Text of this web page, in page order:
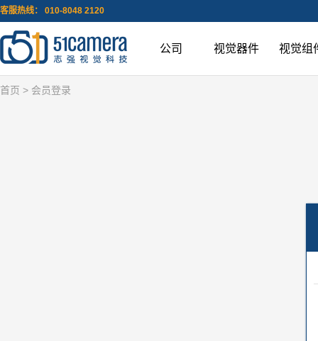
客服热线： 010-8048 2120
公司 视觉器件 视觉组
首页 > 会员登录